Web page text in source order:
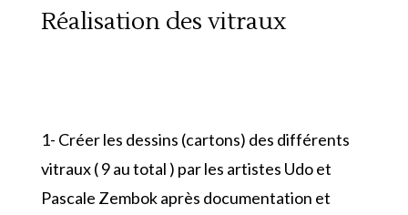
Réalisation des vitraux
1- Créer les dessins (cartons) des différents
vitraux ( 9 au total ) par les artistes Udo et
Pascale Zembok après documentation et